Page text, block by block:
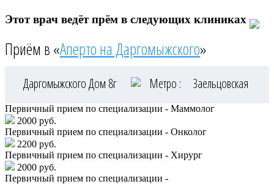
Этот врач ведёт прём в следующих клиниках
Приём в «Аперто на Даргомыжского»
Даргомыжского Дом 8г Метро : Заельцовская
Первичный прием по специализации - Маммолог
2000 руб.
Первичный прием по специализации - Онколог
2200 руб.
Первичный прием по специализации - Хирург
2000 руб.
Первичный прием по специализации -